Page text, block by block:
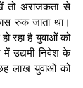
तो अराजकता से
रुक जाता था।
रहा है युवाओं को
में उद्यमी निवेश के
लाख युवाओं को